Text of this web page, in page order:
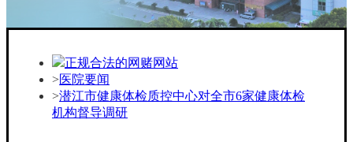
正规合法的网赌网站
医院要闻
潜江市健康体检质控中心对全市6家健康体检
机构督导调研